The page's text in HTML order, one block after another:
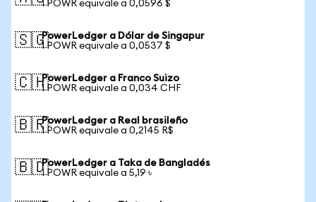
1 POWR equivale a 0,0596 $
🇸🇬PowerLedger a Dólar de Singapur
1 POWR equivale a 0,0537 $
🇨🇭PowerLedger a Franco Suizo
1 POWR equivale a 0,034 CHF
🇧🇷PowerLedger a Real brasileño
1 POWR equivale a 0,2145 R$
🇧🇩PowerLedger a Taka de Bangladés
1 POWR equivale a 5,19 ৳